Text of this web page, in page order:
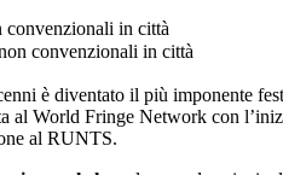
è diventato il più imponente
al World Fringe Network con
al RUNTS.